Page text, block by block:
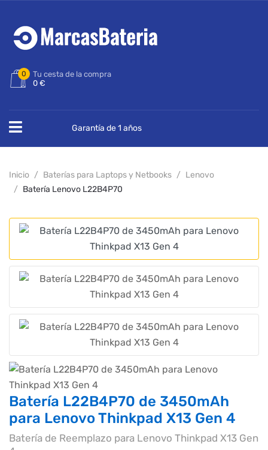
0
Tu cesta de la compra
0 €
Garantía de 1 años
Inicio Baterías para Laptops y Netbooks
Lenovo
Batería Lenovo L22B4P70
Batería L22B4P70 de 3450mAh
para Lenovo Thinkpad X13 Gen 4
Batería de Reemplazo para Lenovo Thinkpad X13 Gen